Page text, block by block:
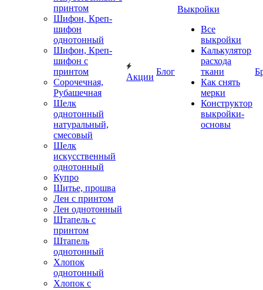
принтом
Шифон, Креп-
шифон
однотонный
Шифон, Креп-
шифон с
принтом
Сорочечная,
Рубашечная
Шелк
однотонный
натуральный,
смесовый
Шелк
искусственный
однотонный
Купро
Шитье, прошва
Лен с принтом
Лен однотонный
Штапель с
принтом
Штапель
однотонный
Хлопок
однотонный
Хлопок с
Акции
Блог
Выкройки
Все
выкройки
Калькулятор
расхода
ткани
Как снять
мерки
Конструктор
выкройки-
основы